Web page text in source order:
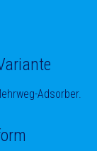
Adsorber.